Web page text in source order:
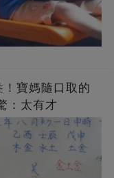
寶媽隨口取的
：太有才